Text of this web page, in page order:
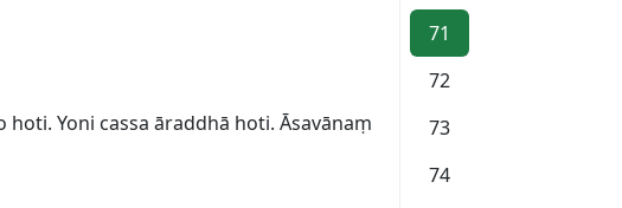
71
72
73
74
Yoni cassa āraddhā hoti. Āsavānaṃ